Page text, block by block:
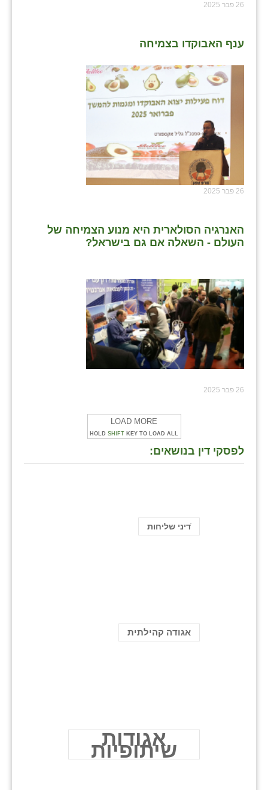
26 פבר 2025
ענף האבוקדו בצמיחה
26 פבר 2025
האנרגיה הסולארית היא מנוע הצמיחה של
העולם - השאלה אם גם בישראל?
26 פבר 2025
LOAD MORE
HOLD SHIFT KEY TO LOAD ALL
לפסקי דין בנושאים:
ֿדיני שליחות
אגודה קהילתית
אגודות
שיתופיות